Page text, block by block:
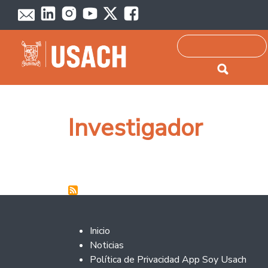
Passar para o conteúdo principal
Pesquisar
Investigador
Footer 2
Inicio
Noticias
Política de Privacidad App Soy Usach